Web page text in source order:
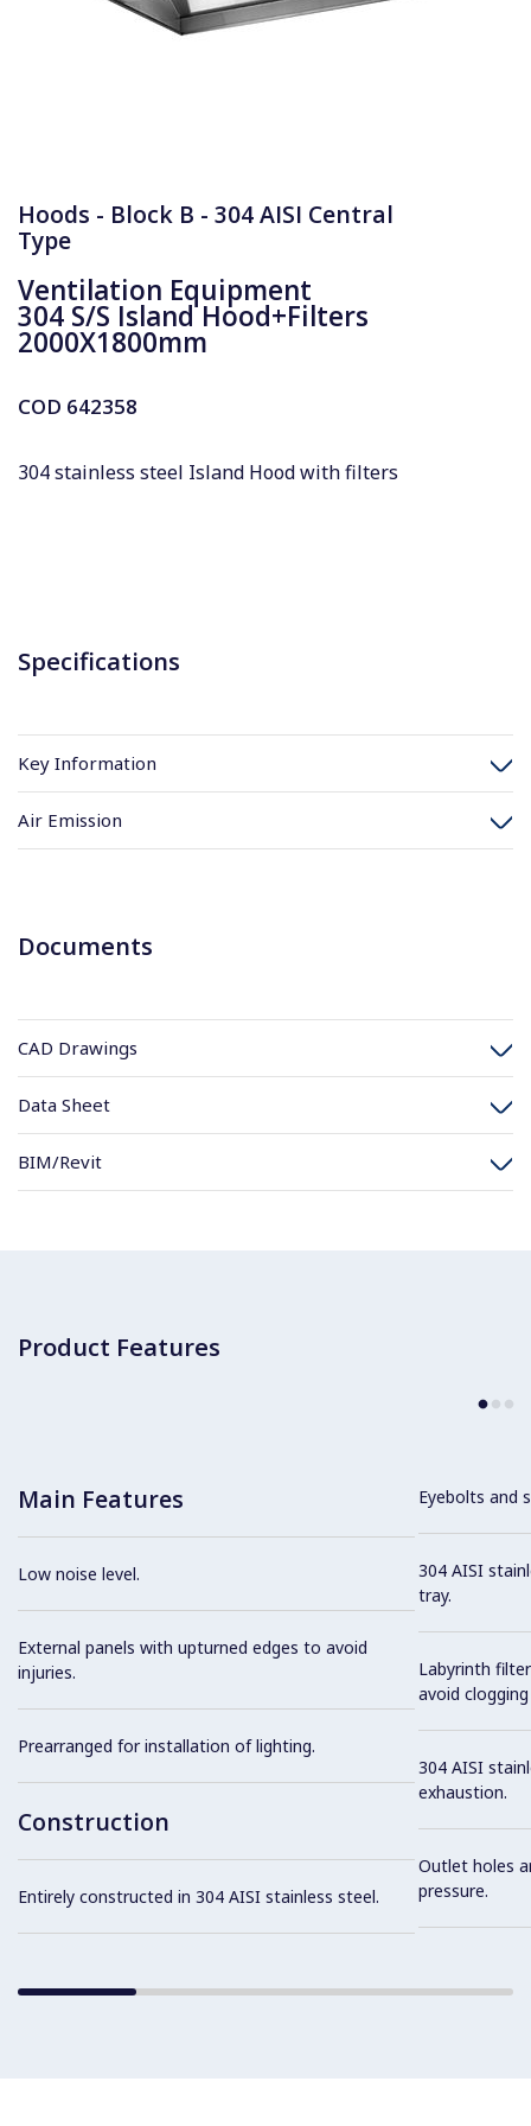
Hoods - Block B - 304 AISI Central
Type
Ventilation Equipment
304 S/S Island Hood+Filters
2000X1800mm
COD 642358
304 stainless steel Island Hood with filters
Specifications
Key Information
Air Emission
Documents
CAD Drawings
Data Sheet
BIM/Revit
Product Features
Main Features
Low noise level.
External panels with upturned edges to avoid
injuries.
Prearranged for installation of lighting.
Construction
Entirely constructed in 304 AISI stainless steel.
Eyebolts and
304 AISI
tray.
Labyrinth
avoid
304 AISI
exhaustion.
Outlet holes
pressure.